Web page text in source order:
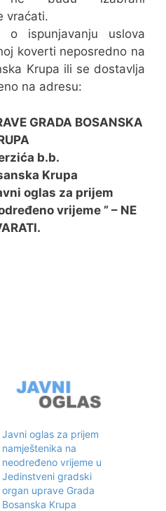
vraćati.
o ispunjavanju uslova
koverti neposredno na
Krupa ili se dostavlja
na adresu:
GRADA BOSANSKA
b.b.
Krupa
oglas za prijem
vrijeme ” – NE
Javni oglas za prijem
namještenika na
neodređeno vrijeme u
Jedinstveni gradski
organ uprave Grada
Bosanska Krupa